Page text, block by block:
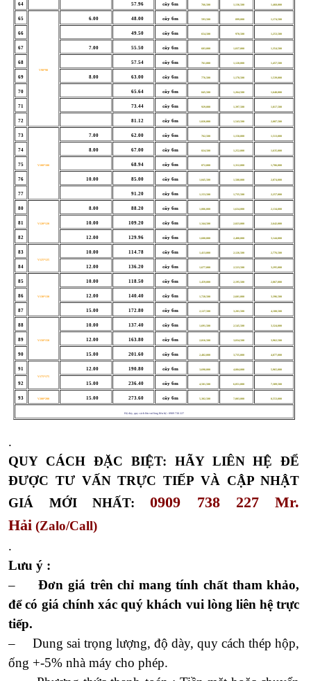
64 57.96 cây 6m 766,500 1,136,500 1,468,000
65
V90*90
6.00 48.00 cây 6m 593,500 899,000 1,174,500
66 49.50 cây 6m 654,500 970,500 1,253,500
67 7.00 55.50 cây 6m 683,000 1,037,000 1,354,500
68 57.54 cây 6m 761,000 1,128,000 1,457,500
69 8.00 63.00 cây 6m 776,500 1,178,500 1,539,000
70 65.64 cây 6m 845,500 1,264,500 1,640,000
71 73.44 cây 6m 929,000 1,397,500 1,817,500
72 81.12 cây 6m 1,026,000 1,543,500 2,007,500
73
V100*100
7.00 62.00 cây 6m 762,500 1,158,000 1,513,000
74 8.00 67.00 cây 6m 824,500 1,252,000 1,635,000
75 68.94 cây 6m 872,000 1,312,000 1,706,000
76 10.00 85.00 cây 6m 1,045,500 1,588,000 2,074,000
77 91.20 cây 6m 1,153,500 1,735,500 2,257,000
80
V120*120
8.00 88.20 cây 6m 1,086,000 1,634,000 2,134,000
81 10.00 109.20 cây 6m 1,344,500 2,023,000 2,642,000
82 12.00 129.96 cây 6m 1,600,000 2,408,000 3,144,000
83
V125*125
10.00 114.78 cây 6m 1,413,000 2,126,500 2,776,500
84 12.00 136.20 cây 6m 1,677,000 2,523,500 3,295,000
85
V130*130
10.00 118.50 cây 6m 1,459,000 2,195,500 2,867,000
86 12.00 140.40 cây 6m 1,728,500 2,601,000 3,396,500
87 15.00 172.80 cây 6m 2,127,500 3,201,500 4,180,500
88
V150*150
10.00 137.40 cây 6m 1,691,500 2,545,500 3,324,000
89 12.00 163.80 cây 6m 2,016,500 3,034,500 3,962,500
90 15.00 201.60 cây 6m 2,482,000 3,735,000 4,877,000
91
V175*175
12.00 190.80 cây 6m 3,698,000 4,884,000 5,965,000
92 15.00 236.40 cây 6m 4,581,500 6,051,000 7,389,500
93 V200*200 15.00 273.60 cây 6m 5,302,500 7,003,000 8,553,000
Độ dày, quy cách lớn vui lòng liên hệ : 0909 738 227
.
QUY CÁCH ĐẶC BIỆT: HÃY LIÊN HỆ ĐỂ
ĐƯỢC TƯ VẤN TRỰC TIẾP VÀ CẬP NHẬT
GIÁ MỚI NHẤT:0909 738 227 Mr.
Hải (Zalo/Call)
.
Lưu ý :
–Đơn giá trên chỉ mang tính chất tham khảo,
để có giá chính xác quý khách vui lòng liên hệ trực
tiếp.
– Dung sai trọng lượng, độ dày, quy cách thép hộp,
ống +-5% nhà máy cho phép.